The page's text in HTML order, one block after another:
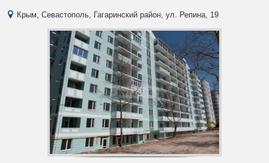
Крым, Севастополь, Гагаринский район, ул. Репина, 19